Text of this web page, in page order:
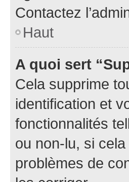
Contactez
Haut
A quoi sert
Cela supprime
identification et
fonctionnalités
ou non-lu, si
problèmes de